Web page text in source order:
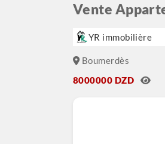
Vente
YR immobilière
Boumerdès
8000000 DZD